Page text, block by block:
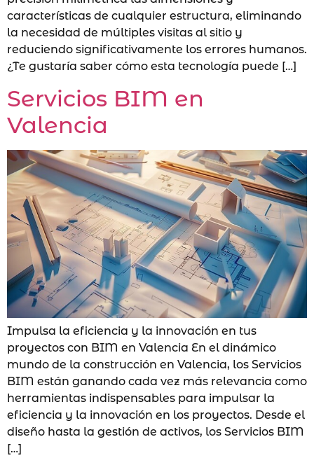
características de cualquier estructura, eliminando
la necesidad de múltiples visitas al sitio y
reduciendo significativamente los errores humanos.
¿Te gustaría saber cómo esta tecnología puede […]
Servicios BIM en
Valencia
Impulsa la eficiencia y la innovación en tus
proyectos con BIM en Valencia En el dinámico
mundo de la construcción en Valencia, los Servicios
BIM están ganando cada vez más relevancia como
herramientas indispensables para impulsar la
eficiencia y la innovación en los proyectos. Desde el
diseño hasta la gestión de activos, los Servicios BIM
[…]